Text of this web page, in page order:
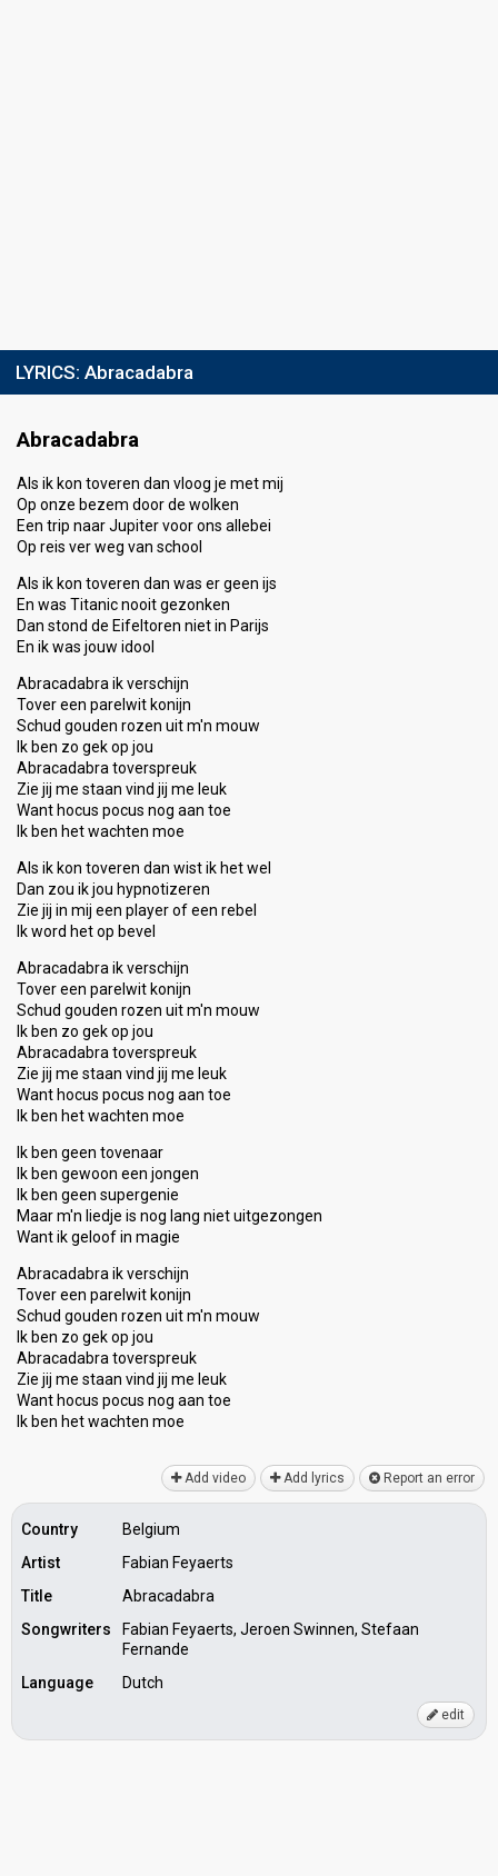
LYRICS: Abracadabra
Abracadabra
Als ik kon toveren dan vloog je met mij
Op onze bezem door de wolken
Een trip naar Jupiter voor ons allebei
Op reis ver weg van school
Als ik kon toveren dan was er geen ijs
En was Titanic nooit gezonken
Dan stond de Eifeltoren niet in Parijs
En ik was jouw idool
Abracadabra ik verschijn
Tover een parelwit konijn
Schud gouden rozen uit m'n mouw
Ik ben zo gek op jou
Abracadabra toverspreuk
Zie jij me staan vind jij me leuk
Want hocus pocus nog aan toe
Ik ben het wachten moe
Als ik kon toveren dan wist ik het wel
Dan zou ik jou hypnotizeren
Zie jij in mij een player of een rebel
Ik word het op bevel
Abracadabra ik verschijn
Tover een parelwit konijn
Schud gouden rozen uit m'n mouw
Ik ben zo gek op jou
Abracadabra toverspreuk
Zie jij me staan vind jij me leuk
Want hocus pocus nog aan toe
Ik ben het wachten moe
Ik ben geen tovenaar
Ik ben gewoon een jongen
Ik ben geen supergenie
Maar m'n liedje is nog lang niet uitgezongen
Want ik geloof in magie
Abracadabra ik verschijn
Tover een parelwit konijn
Schud gouden rozen uit m'n mouw
Ik ben zo gek op jou
Abracadabra toverspreuk
Zie jij me staan vind jij me leuk
Want hocus pocuѕ nog aan toe
Ik ben het wаchten moe
Add video Add lyrics Report an error
Country
Belgium
Artist
Fabian Feyaerts
Title
Abracadabra
Songwriters
Fabian Feyaerts, Jeroen Swinnen, Stefaan
Fernande
Language
Dutch
edit